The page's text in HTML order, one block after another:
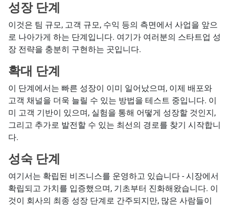
성장 단계
이것은 팀 규모, 고객 규모, 수익 등의 측면에서 사업을 앞으
로 나아가게 하는 단계입니다. 여기가 여러분의 스타트업 성
장 전략을 충분히 구현하는 곳입니다.
확대 단계
이 단계에서는 빠른 성장이 이미 일어났으며, 이제 배포와
고객 채널을 더욱 늘릴 수 있는 방법을 테스트 중입니다. 이
미 고객 기반이 있으며, 실험을 통해 어떻게 성장할 것인지,
그리고 추가로 발전할 수 있는 최선의 경로를 찾기 시작합니
다.
성숙 단계
여기서는 확립된 비즈니스를 운영하고 있습니다 - 시장에서
확립되고 가치를 입증했으며, 기초부터 진화해왔습니다. 이
것이 회사의 최종 성장 단계로 간주되지만, 많은 사람들이